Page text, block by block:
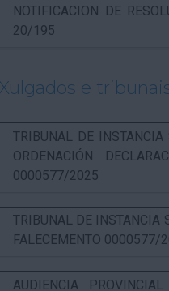
NOTIFICACION DE
20/195
Xulgados e
TRIBUNAL DE
ORDENACIÓN
0000577/2025
TRIBUNAL DE INSTANCIA
FALECEMENTO 0000577/
AUDIENCIA